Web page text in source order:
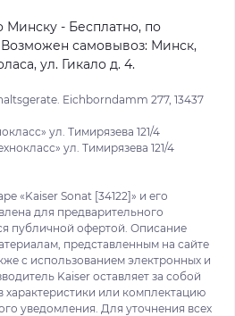
Минску - Бесплатно, по
самовывоз: Минск,
ул. Гикало д. 4.
Eichborndamm 277, 13437
ул. Тимирязева 121/4
ул. Тимирязева 121/4
«Kaiser Sonat [34122]» и его
для предварительного
публичной офертой. Описание
представленным на сайте
с использованием электронных и
Kaiser оставляет за собой
характеристики или комплектацию
уведомления. Для уточнения всех